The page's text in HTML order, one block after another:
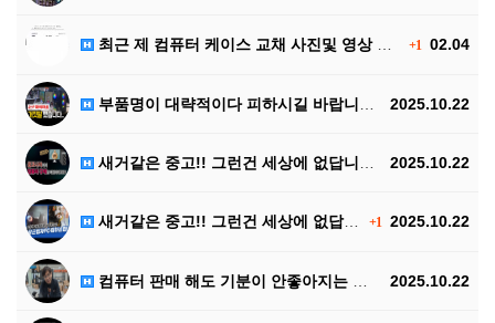
+1 02.04
최근 제 컴퓨터 케이스 교채 사진및 영상 +숏츠 입니다
2025.10.22
부품명이 대략적이다 피하시길 바랍니다 ^^
2025.10.22
새거같은 중고!! 그런건 세상에 없답니다 ^^ 2탄
+1 2025.10.22
새거같은 중고!! 그런건 세상에 없답니다 ^^
2025.10.22
컴퓨터 판매 해도 기분이 안좋아지는 영상입니다 ^^(링…